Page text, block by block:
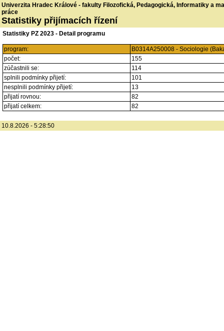
Univerzita Hradec Králové - fakulty Filozofická, Pedagogická, Informatiky a
práce
Statistiky přijímacích řízení
Statistiky PZ 2023 - Detail programu
program:
B0314A250008 - Sociologie
počet:
155
zúčastnili se:
114
splnili podmínky přijetí:
101
nesplnili podmínky přijetí:
13
přijatí rovnou:
82
přijatí celkem:
82
10.8.2026 - 5:28:50